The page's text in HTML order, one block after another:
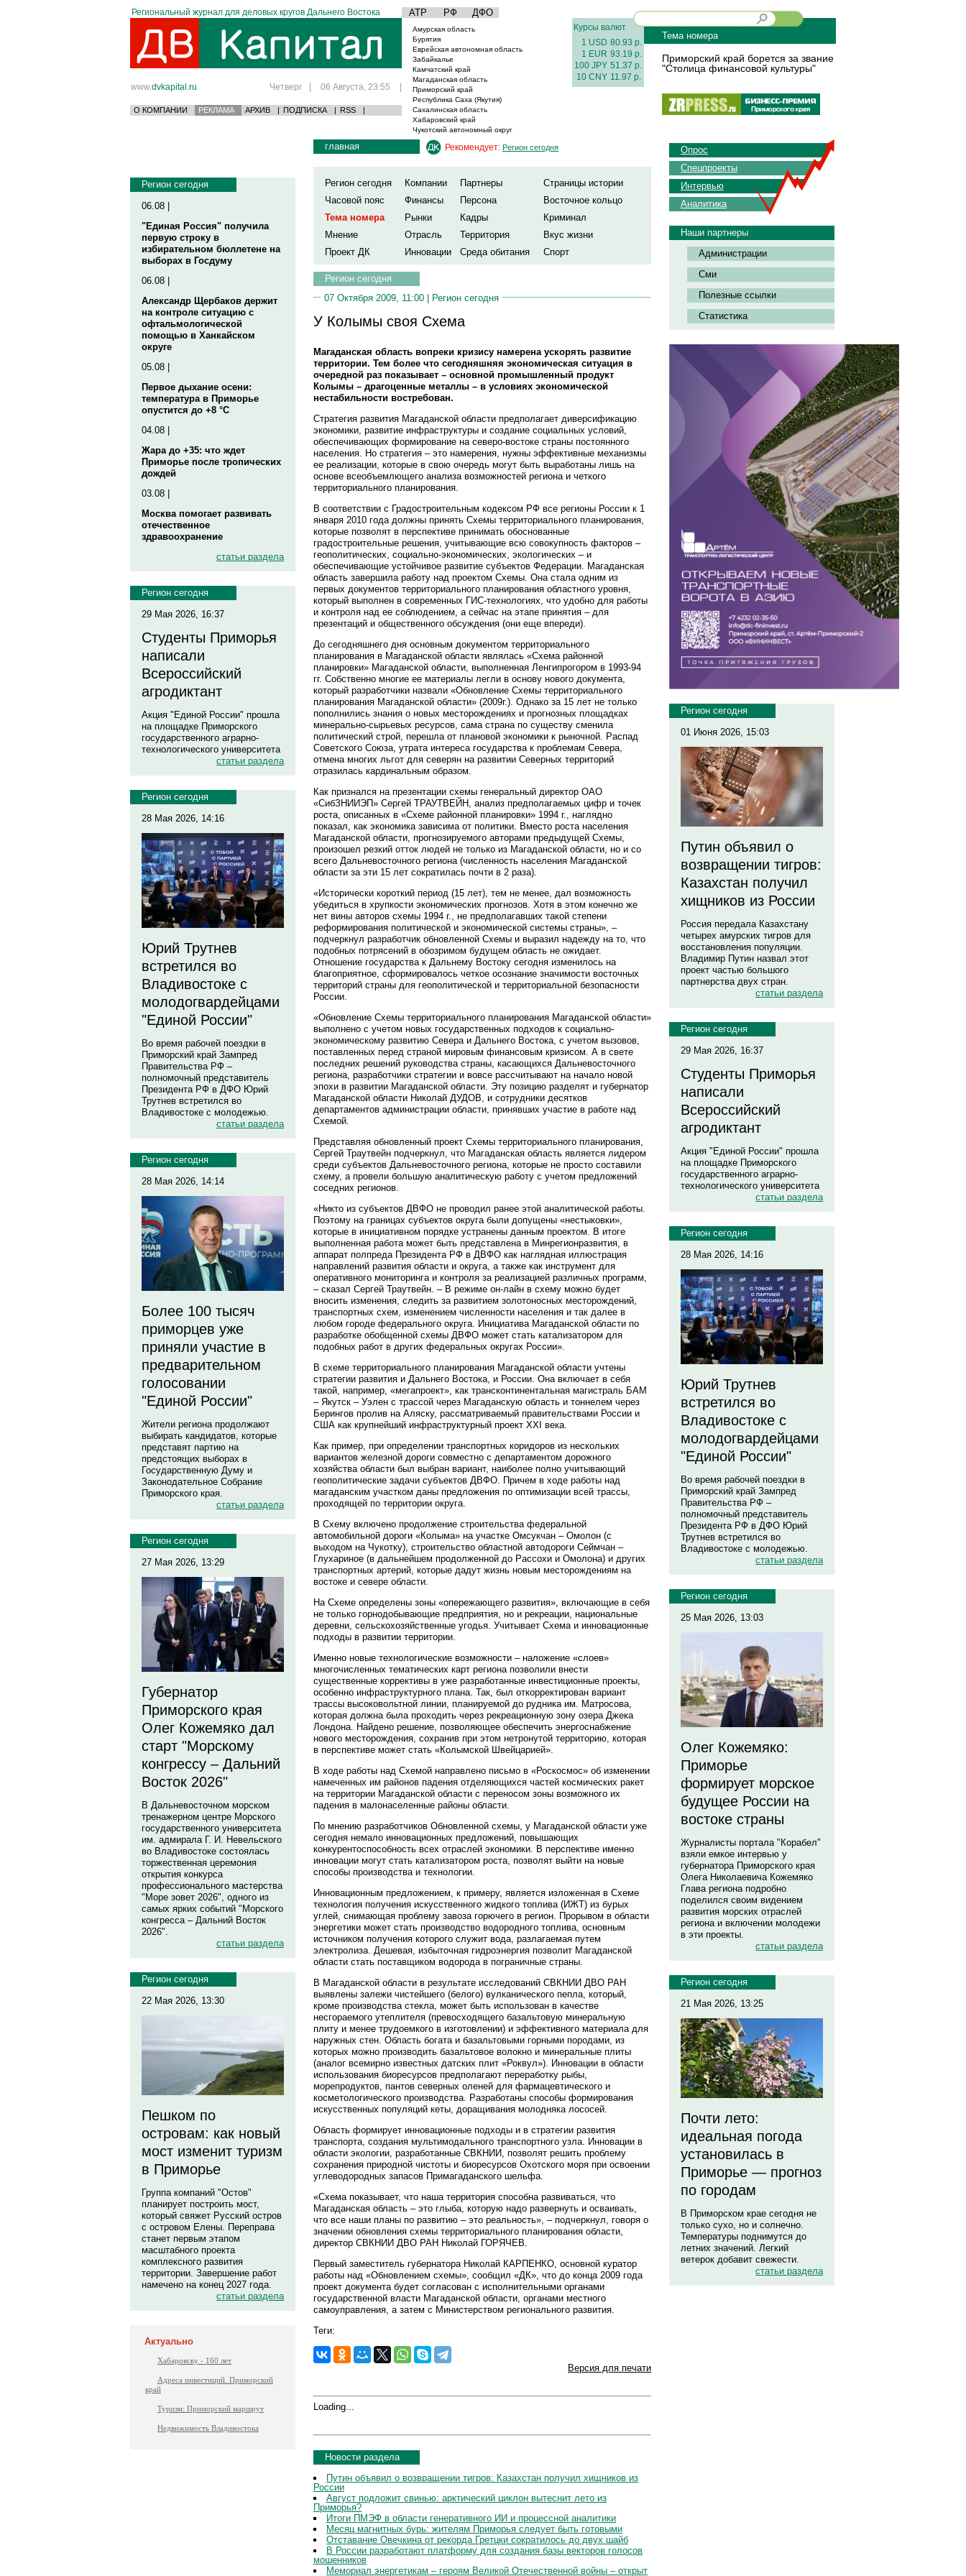
Региональный журнал для деловых кругов Дальнего Востока АТР РФ ДФО
www.dvkapital.ru Четверг | 06 Августа, 23:55 |
О КОМПАНИИ РЕКЛАМА АРХИВ | ПОДПИСКА | RSS |
Амурская область
Бурятия
Еврейская автономная область
Забайкалье
Камчатский край
Магаданская область
Приморский край
Республика Саха (Якутия)
Сахалинская область
Хабаровский край
Чукотский автономный округ
Курсы валют
1 USD 80.93 р.
1 EUR 93.19 р.
100 JPY 51.37 р.
10 CNY 11.97 р.
Тема номера
Приморский край борется за звание
"Столица финансовой культуры"
Регион сегодня
06.08 |
"Единая Россия" получила
первую строку в
избирательном бюллетене на
выборах в Госдуму
06.08 |
Александр Щербаков держит
на контроле ситуацию с
офтальмологической
помощью в Ханкайском
округе
05.08 |
Первое дыхание осени:
температура в Приморье
опустится до +8 °C
04.08 |
Жара до +35: что ждет
Приморье после тропических
дождей
03.08 |
Москва помогает развивать
отечественное
здравоохранение
статьи раздела
Регион сегодня
29 Мая 2026, 16:37
Студенты Приморья
написали
Всероссийский
агродиктант
Акция "Единой России" прошла
на площадке Приморского
государственного аграрно-
технологического университета
статьи раздела
Регион сегодня
28 Мая 2026, 14:16
Юрий Трутнев
встретился во
Владивостоке с
молодогвардейцами
"Единой России"
Во время рабочей поездки в
Приморский край Зампред
Правительства РФ –
полномочный представитель
Президента РФ в ДФО Юрий
Трутнев встретился во
Владивостоке с молодежью.
статьи раздела
Регион сегодня
28 Мая 2026, 14:14
Более 100 тысяч
приморцев уже
приняли участие в
предварительном
голосовании
"Единой России"
Жители региона продолжают
выбирать кандидатов, которые
представят партию на
предстоящих выборах в
Государственную Думу и
Законодательное Собрание
Приморского края.
статьи раздела
Регион сегодня
27 Мая 2026, 13:29
Губернатор
Приморского края
Олег Кожемяко дал
старт "Морскому
конгрессу – Дальний
Восток 2026"
В Дальневосточном морском
тренажерном центре Морского
государственного университета
им. адмирала Г. И. Невельского
во Владивостоке состоялась
торжественная церемония
открытия конкурса
профессионального мастерства
"Море зовет 2026", одного из
самых ярких событий "Морского
конгресса – Дальний Восток
2026".
статьи раздела
Регион сегодня
22 Мая 2026, 13:30
Пешком по
островам: как новый
мост изменит туризм
в Приморье
Группа компаний "Остов"
планирует построить мост,
который свяжет Русский остров
с островом Елены. Переправа
станет первым этапом
масштабного проекта
комплексного развития
территории. Завершение работ
намечено на конец 2027 года.
статьи раздела
Актуально
Хабаровску - 160 лет
Адреса инвестиций. Приморский
край
Туризм: Приморский маршрут
Недвижимость Владивостока
главная Рекомендует: Регион сегодня
Регион сегодня Компании Партнеры
Страницы истории
Часовой пояс
Финансы Персона
Восточное кольцо
Тема номера
Рынки Кадры
Криминал
Мнение
Отрасль Территория
Вкус жизни
Проект ДК
Инновации Среда обитания Спорт
Регион сегодня
07 Октября 2009, 11:00 | Регион сегодня
У Колымы своя Схема
Магаданская область вопреки кризису намерена ускорять развитие
территории. Тем более что сегодняшняя экономическая ситуация в
очередной раз показывает – основной промышленный продукт
Колымы – драгоценные металлы – в условиях экономической
нестабильности востребован.
Стратегия развития Магаданской области предполагает диверсификацию
экономики, развитие инфраструктуры и создание социальных условий,
обеспечивающих формирование на северо-востоке страны постоянного
населения. Но стратегия – это намерения, нужны эффективные механизмы
ее реализации, которые в свою очередь могут быть выработаны лишь на
основе всеобъемлющего анализа возможностей региона и четкого
территориального планирования.
В соответствии с Градостроительным кодексом РФ все регионы России к 1
января 2010 года должны принять Схемы территориального планирования,
которые позволят в перспективе принимать обоснованные
градостроительные решения, учитывающие всю совокупность факторов –
геополитических, социально-экономических, экологических – и
обеспечивающие устойчивое развитие субъектов Федерации. Магаданская
область завершила работу над проектом Схемы. Она стала одним из
первых документов территориального планирования областного уровня,
который выполнен в современных ГИС-технологиях, что удобно для работы
и контроля над ее соблюдением, а сейчас на этапе принятия – для
презентаций и общественного обсуждения (они еще впереди).
До сегодняшнего дня основным документом территориального
планирования в Магаданской области являлась «Схема районной
планировки» Магаданской области, выполненная Ленгипрогором в 1993-94
гг. Собственно многие ее материалы легли в основу нового документа,
который разработчики назвали «Обновление Схемы территориального
планирования Магаданской области» (2009г.). Однако за 15 лет не только
пополнились знания о новых месторождениях и прогнозных площадках
минерально-сырьевых ресурсов, сама страна по существу сменила
политический строй, перешла от плановой экономики к рыночной. Распад
Советского Союза, утрата интереса государства к проблемам Севера,
отмена многих льгот для северян на развитии Северных территорий
отразилась кардинальным образом.
Как признался на презентации схемы генеральный директор ОАО
«СибЗНИИЭП» Сергей ТРАУТВЕЙН, анализ предполагаемых цифр и точек
роста, описанных в «Схеме районной планировки» 1994 г., наглядно
показал, как экономика зависима от политики. Вместо роста населения
Магаданской области, прогнозируемого авторами предыдущей Схемы,
произошел резкий отток людей не только из Магаданской области, но и со
всего Дальневосточного региона (численность населения Магаданской
области за эти 15 лет сократилась почти в 2 раза).
«Исторически короткий период (15 лет), тем не менее, дал возможность
убедиться в хрупкости экономических прогнозов. Хотя в этом конечно же
нет вины авторов схемы 1994 г., не предполагавших такой степени
реформирования политической и экономической системы страны», –
подчеркнул разработчик обновленной Схемы и выразил надежду на то, что
подобных потрясений в обозримом будущем область не ожидает.
Отношение государства к Дальнему Востоку сегодня изменилось на
благоприятное, сформировалось четкое осознание значимости восточных
территорий страны для геополитической и территориальной безопасности
России.
«Обновление Схемы территориального планирования Магаданской области»
выполнено с учетом новых государственных подходов к социально-
экономическому развитию Севера и Дальнего Востока, с учетом вызовов,
поставленных перед страной мировым финансовым кризисом. А в свете
последних решений руководства страны, касающихся Дальневосточного
региона, разработчики стратегии и вовсе рассчитывают на начало новой
эпохи в развитии Магаданской области. Эту позицию разделят и губернатор
Магаданской области Николай ДУДОВ, и сотрудники десятков
департаментов администрации области, принявших участие в работе над
Схемой.
Представляя обновленный проект Схемы территориального планирования,
Сергей Траутвейн подчеркнул, что Магаданская область является лидером
среди субъектов Дальневосточного региона, которые не просто составили
схему, а провели большую аналитическую работу с учетом предложений
соседних регионов.
«Никто из субъектов ДВФО не проводил ранее этой аналитической работы.
Поэтому на границах субъектов округа были допущены «нестыковки»,
которые в инициативном порядке устранены данным проектом. В итоге
выполненная работа может быть представлена в Минрегионразвития, в
аппарат полпреда Президента РФ в ДВФО как наглядная иллюстрация
направлений развития области и округа, а также как инструмент для
оперативного мониторинга и контроля за реализацией различных программ,
– сказал Сергей Траутвейн. – В режиме он-лайн в схему можно будет
вносить изменения, следить за развитием золотоносных месторождений,
транспортных схем, изменением численности населения и так далее в
любом городе федерального округа. Инициатива Магаданской области по
разработке обобщенной схемы ДВФО может стать катализатором для
подобных работ в других федеральных округах России».
В схеме территориального планирования Магаданской области учтены
стратегии развития и Дальнего Востока, и России. Она включает в себя
такой, например, «мегапроект», как трансконтинентальная магистраль БАМ
– Якутск – Уэлен с трассой через Магаданскую область и тоннелем через
Берингов пролив на Аляску, рассматриваемый правительствами России и
США как крупнейший инфраструктурный проект XXI века.
Как пример, при определении транспортных коридоров из нескольких
вариантов железной дороги совместно с департаментом дорожного
хозяйства области был выбран вариант, наиболее полно учитывающий
геополитические задачи субъектов ДВФО. Причем в ходе работы над
магаданским участком даны предложения по оптимизации всей трассы,
проходящей по территории округа.
В Схему включено продолжение строительства федеральной
автомобильной дороги «Колыма» на участке Омсукчан – Омолон (с
выходом на Чукотку), строительство областной автодороги Сеймчан –
Глухариное (в дальнейшем продолженной до Рассохи и Омолона) и других
транспортных артерий, которые дадут жизнь новым месторождениям на
востоке и севере области.
На Схеме определены зоны «опережающего развития», включающие в себя
не только горнодобывающие предприятия, но и рекреации, национальные
деревни, сельскохозяйственные угодья. Учитывает Схема и инновационные
подходы в развитии территории.
Именно новые технологические возможности – наложение «слоев»
многочисленных тематических карт региона позволили внести
существенные коррективы в уже разработанные инвестиционные проекты,
особенно инфраструктурного плана. Так, был откорректирован вариант
трассы высоковольтной линии, планируемой до рудника им. Матросова,
которая должна была проходить через рекреационную зону озера Джека
Лондона. Найдено решение, позволяющее обеспечить энергоснабжение
нового месторождения, сохранив при этом нетронутой территорию, которая
в перспективе может стать «Колымской Швейцарией».
В ходе работы над Схемой направлено письмо в «Роскосмос» об изменении
намеченных им районов падения отделяющихся частей космических ракет
на территории Магаданской области с переносом зоны возможного их
падения в малонаселенные районы области.
По мнению разработчиков Обновленной схемы, у Магаданской области уже
сегодня немало инновационных предложений, повышающих
конкурентоспособность всех отраслей экономики. В перспективе именно
инновации могут стать катализатором роста, позволят выйти на новые
способы производства и технологии.
Инновационным предложением, к примеру, является изложенная в Схеме
технология получения искусственного жидкого топлива (ИЖТ) из бурых
углей, снимающая проблему завоза горючего в регион. Прорывом в области
энергетики может стать производство водородного топлива, основным
источником получения которого служит вода, разлагаемая путем
электролиза. Дешевая, избыточная гидроэнергия позволит Магаданской
области стать поставщиком водорода в пограничные страны.
В Магаданской области в результате исследований СВКНИИ ДВО РАН
выявлены залежи чистейшего (белого) вулканического пепла, который,
кроме производства стекла, может быть использован в качестве
несгораемого утеплителя (превосходящего базальтовую минеральную
плиту и менее трудоемкого в изготовлении) и эффективного материала для
наружных стен. Область богата и базальтовыми горными породами, из
которых можно производить базальтовое волокно и минеральные плиты
(аналог всемирно известных датских плит «Роквул»). Инновации в области
использования биоресурсов предполагают переработку рыбы,
морепродуктов, пантов северных оленей для фармацевтического и
косметологического производства. Разработаны способы формирования
искусственных популяций кеты, доращивания молодняка лососей.
Область формирует инновационные подходы и в стратегии развития
транспорта, создания мультимодального транспортного узла. Инновации в
области экологии, разработанные СВКНИИ, позволят решить проблему
сохранения природной чистоты и биоресурсов Охотского моря при освоении
углеводородных запасов Примагаданского шельфа.
«Схема показывает, что наша территория способна развиваться, что
Магаданская область – это глыба, которую надо развернуть и осваивать,
что все наши планы по развитию – это реальность», – подчеркнул, говоря о
значении обновления схемы территориального планирования области,
директор СВКНИИ ДВО РАН Николай ГОРЯЧЕВ.
Первый заместитель губернатора Николай КАРПЕНКО, основной куратор
работы над «Обновлением схемы», сообщил «ДК», что до конца 2009 года
проект документа будет согласован с исполнительными органами
государственной власти Магаданской области, органами местного
самоуправления, а затем с Министерством регионального развития.
Теги:
Версия для печати
Loading...
Новости раздела
Путин объявил о возвращении тигров: Казахстан получил хищников из
России
Август подложит свинью: арктический циклон вытеснит лето из
Приморья?
Итоги ПМЭФ в области генеративного ИИ и процессной аналитики
Месяц магнитных бурь: жителям Приморья следует быть готовыми
Отставание Овечкина от рекорда Гретцки сократилось до двух шайб
В России разработают платформу для создания базы векторов голосов
мошенников
Мемориал энергетикам – героям Великой Отечественной войны – открыт
Опрос
Спецпроекты
Интервью
Аналитика
Наши партнеры
Администрации
Сми
Полезные ссылки
Статистика
Регион сегодня
01 Июня 2026, 15:03
Путин объявил о
возвращении тигров:
Казахстан получил
хищников из России
Россия передала Казахстану
четырех амурских тигров для
восстановления популяции.
Владимир Путин назвал этот
проект частью большого
партнерства двух стран.
статьи раздела
Регион сегодня
29 Мая 2026, 16:37
Студенты Приморья
написали
Всероссийский
агродиктант
Акция "Единой России" прошла
на площадке Приморского
государственного аграрно-
технологического университета
статьи раздела
Регион сегодня
28 Мая 2026, 14:16
Юрий Трутнев
встретился во
Владивостоке с
молодогвардейцами
"Единой России"
Во время рабочей поездки в
Приморский край Зампред
Правительства РФ –
полномочный представитель
Президента РФ в ДФО Юрий
Трутнев встретился во
Владивостоке с молодежью.
статьи раздела
Регион сегодня
25 Мая 2026, 13:03
Олег Кожемяко:
Приморье
формирует морское
будущее России на
востоке страны
Журналисты портала "Корабел"
взяли емкое интервью у
губернатора Приморского края
Олега Николаевича Кожемяко
Глава региона подробно
поделился своим видением
развития морских отраслей
региона и включении молодежи
в эти проекты.
статьи раздела
Регион сегодня
21 Мая 2026, 13:25
Почти лето:
идеальная погода
установилась в
Приморье — прогноз
по городам
В Приморском крае сегодня не
только сухо, но и солнечно.
Температуры поднимутся до
летних значений. Легкий
ветерок добавит свежести.
статьи раздела